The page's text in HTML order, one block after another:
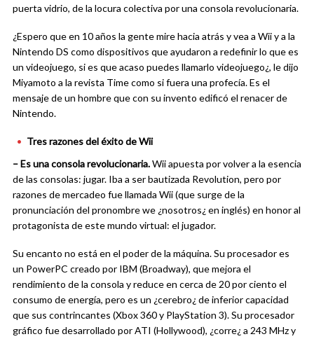
puerta vidrio, de la locura colectiva por una consola revolucionaria.
¿Espero que en 10 años la gente mire hacia atrás y vea a Wii y a la
Nintendo DS como dispositivos que ayudaron a redefinir lo que es
un videojuego, si es que acaso puedes llamarlo videojuego¿, le dijo
Miyamoto a la revista Time como si fuera una profecía. Es el
mensaje de un hombre que con su invento edificó el renacer de
Nintendo.
Tres razones del éxito de Wii
– Es una consola revolucionaria.Wii apuesta por volver a la esencia
de las consolas: jugar. Iba a ser bautizada Revolution, pero por
razones de mercadeo fue llamada Wii (que surge de la
pronunciación del pronombre we ¿nosotros¿ en inglés) en honor al
protagonista de este mundo virtual: el jugador.
Su encanto no está en el poder de la máquina. Su procesador es
un PowerPC creado por IBM (Broadway), que mejora el
rendimiento de la consola y reduce en cerca de 20 por ciento el
consumo de energía, pero es un ¿cerebro¿ de inferior capacidad
que sus contrincantes (Xbox 360 y PlayStation 3). Su procesador
gráfico fue desarrollado por ATI (Hollywood), ¿corre¿ a 243 MHz y